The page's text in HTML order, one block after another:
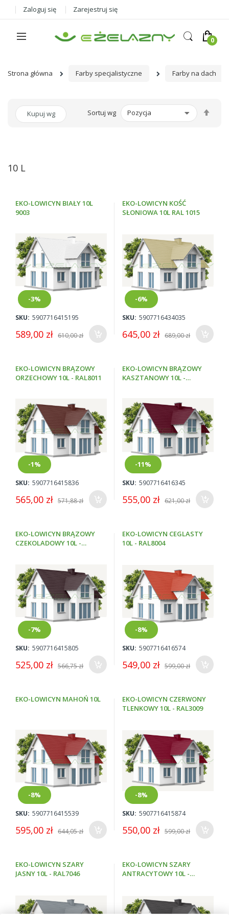
Zaloguj się Zarejestruj się
Strona główna Farby specjalistyczne Farby na dach
10 L
Sortuj wg
EKO-LOWICYN BIAŁY 10L
9003
-3%
SKU: 5907716415195
589,00 zł 610,00 zł
EKO-LOWICYN KOŚĆ
SŁONIOWA 10L RAL 1015
-6%
SKU: 5907716434035
645,00 zł 689,00 zł
EKO-LOWICYN BRĄZOWY
ORZECHOWY 10L - RAL8011
-1%
SKU: 5907716415836
565,00 zł 571,88 zł
EKO-LOWICYN BRĄZOWY
KASZTANOWY 10L -
-11%
SKU: 5907716416345
555,00 zł 621,00 zł
EKO-LOWICYN BRĄZOWY
CZEKOLADOWY 10L -
-7%
SKU: 5907716415805
525,00 zł 566,75 zł
EKO-LOWICYN CEGLASTY
10L - RAL8004
-8%
SKU: 5907716416574
549,00 zł 599,00 zł
EKO-LOWICYN MAHOŃ 10L
-8%
SKU: 5907716415539
595,00 zł 644,05 zł
EKO-LOWICYN CZERWONY
TLENKOWY 10L - RAL3009
-8%
SKU: 5907716415874
550,00 zł 599,00 zł
EKO-LOWICYN SZARY
JASNY 10L - RAL7046
EKO-LOWICYN SZARY
ANTRACYTOWY 10L -
Kupuj wg